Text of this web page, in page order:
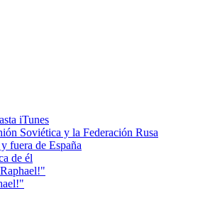
iTunes
Soviética y la Federación Rusa
fuera de España
de él